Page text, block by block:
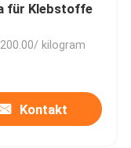
für Klebstoffe
kilogram
Kontakt